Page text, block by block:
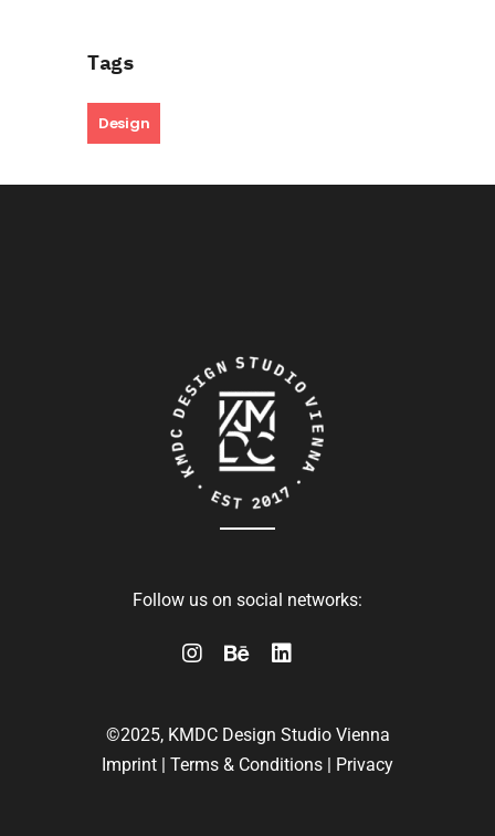
Tags
Design
Follow us on social networks:
©2025, KMDC Design Studio Vienna
Imprint | Terms & Conditions | Privacy